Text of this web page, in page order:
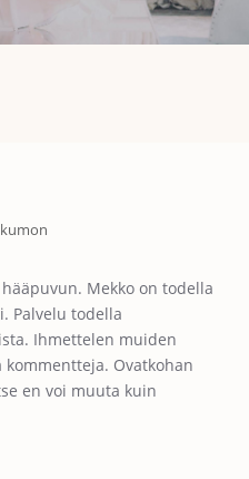
Mekko on todella
Palvelu todella
Ihmettelen muiden
Ovatkohan
en voi muuta kuin